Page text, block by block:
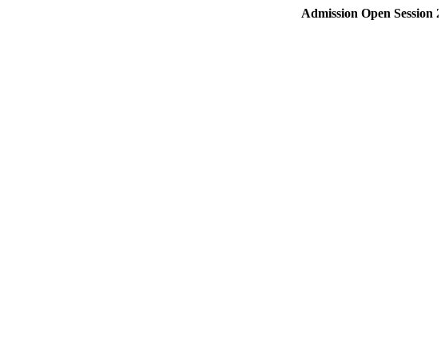
Admission Open Session